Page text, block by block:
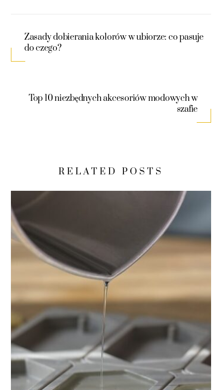
Zasady dobierania kolorów w ubiorze: co pasuje
do czego?
Top 10 niezbędnych akcesoriów modowych w
szafie
RELATED POSTS